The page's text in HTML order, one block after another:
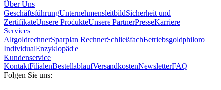
Über Uns
GeschäftsführungUnternehmensleitbildSicherheit und
ZertifikateUnsere ProdukteUnsere PartnerPresseKarriere
Services
AltgoldrechnerSparplan RechnerSchließfachBetriebsgoldphiloro
IndividualEnzyklopädie
Kundenservice
KontaktFilialenBestellablaufVersandkostenNewsletterFAQ
Folgen Sie uns: